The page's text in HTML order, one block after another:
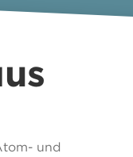
und